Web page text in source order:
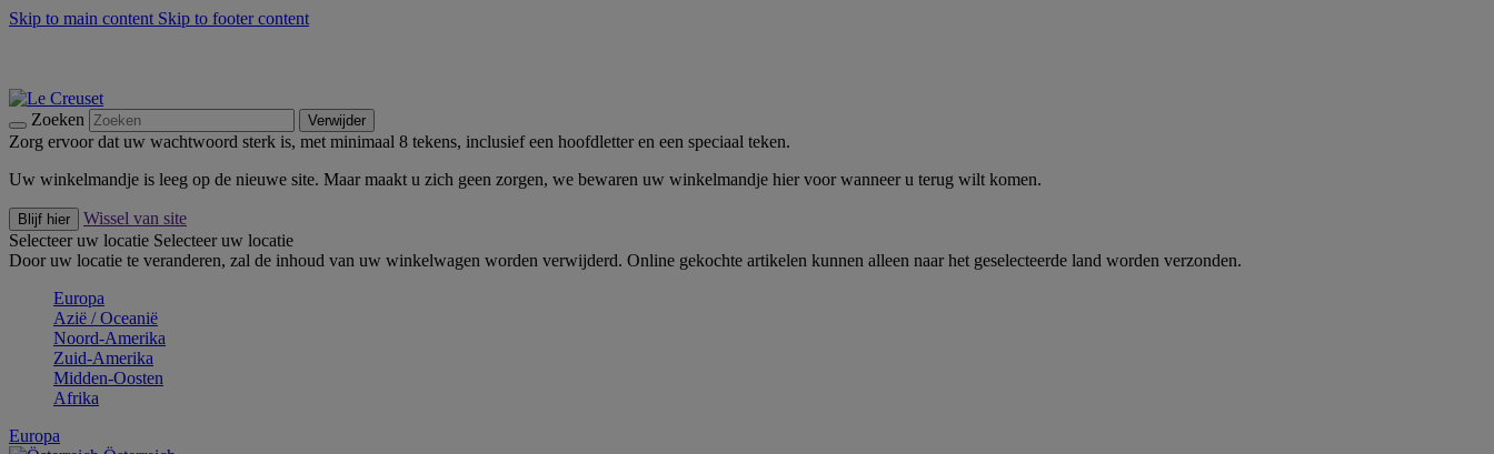
Skip to main content Skip to footer content
Zoeken Verwijder
Zorg ervoor dat uw wachtwoord sterk is, met minimaal 8 tekens, inclusief een hoofdletter en een speciaal teken.
Uw winkelmandje is leeg op de nieuwe site. Maar maakt u zich geen zorgen, we bewaren uw winkelmandje hier voor wanneer u terug wilt komen.
Blijf hier
Wissel van site
Selecteer uw locatie Selecteer uw locatie
Door uw locatie te veranderen, zal de inhoud van uw winkelwagen worden verwijderd. Online gekochte artikelen kunnen alleen naar het geselecteerde land worden verzonden.
Europa
Aziё / Oceaniё
Noord-Amerika
Zuid-Amerika
Midden-Oosten
Afrika
Europa